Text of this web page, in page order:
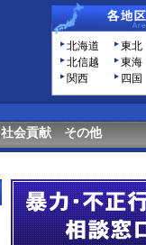
北海道 東北
北信越
東海
関西
四国
社会貢献 その他